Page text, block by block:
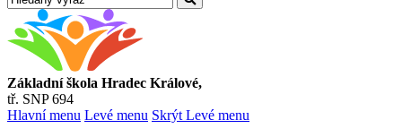
Základní škola Hradec Králové,
tř. SNP 694
Hlavní menu Levé menu Skrýt Levé menu